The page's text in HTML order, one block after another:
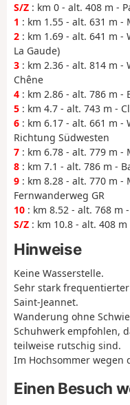
S/Z : km 0 - alt. 408 m -
1 : km 1.55 - alt. 631 m -
2 : km 1.69 - alt. 641 m -
La Gaude)
3 : km 2.36 - alt. 814 m -
Chêne
4 : km 2.86 - alt. 786 m -
5 : km 4.7 - alt. 743 m -
6 : km 6.17 - alt. 661 m -
Richtung Südwesten
7 : km 6.78 - alt. 779 m -
8 : km 7.1 - alt. 786 m -
9 : km 8.28 - alt. 770 m
Fernwanderweg GR
10 : km 8.52 - alt. 768 m
S/Z : km 10.8 - alt. 408
Hinweise
Keine Wasserstelle.
Sehr stark
Saint-Jeannet.
Wanderung ohne
Schuhwerk empfohlen,
teilweise rutschig sind.
Im Hochsommer wegen
Einen Besuch